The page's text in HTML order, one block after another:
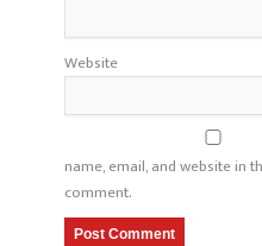
Website
name, email, and website in
comment.